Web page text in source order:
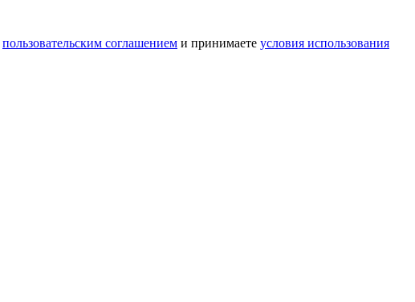
пользовательским соглашением и принимаете условия использования